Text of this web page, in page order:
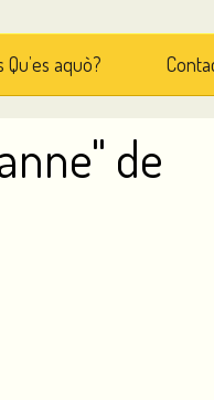
Qu’es aquò?
de